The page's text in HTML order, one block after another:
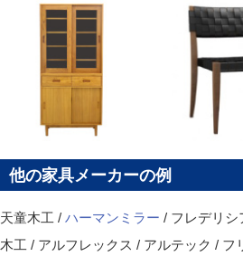
他の家具メーカーの例
天童木工 / ハーマンミラー / フレデリシ
木工 / アルフレックス / アルテック /